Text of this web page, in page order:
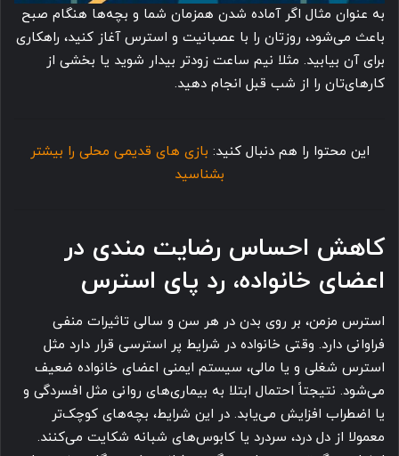
به عنوان مثال اگر آماده شدن همزمان شما و بچه ها هنگام صبح
باعث می شود، روزتان را با عصبانیت و استرس آغاز کنید، راهکاری
برای آن بیابید. مثلا نیم ساعت زودتر بیدار شوید یا بخشی از
کارهای تان را از شب قبل انجام دهید.
این محتوا را هم دنبال کنید: بازی های قدیمی محلی را بیشتر
بشناسید
کاهش احساس رضایت مندی در
اعضای خانواده، رد پای استرس
استرس مزمن، بر روی بدن در هر سن و سالی تاثیرات منفی
فراوانی دارد. وقتی خانواده در شرایط پر استرسی قرار دارد مثل
استرس شغلی و یا مالی، سیستم ایمنی اعضای خانواده ضعیف
می شود. نتیجتاً احتمال ابتلا به بیماری های روانی مثل افسردگی و
یا اضطراب افزایش می یابد. در این شرایط، بچه های کوچک تر
معمولا از دل درد، سردرد یا کابوس های شبانه شکایت می کنند.